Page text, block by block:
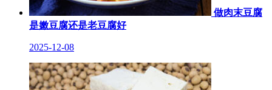
做肉末豆腐
是嫩豆腐还是老豆腐好
2025-12-08